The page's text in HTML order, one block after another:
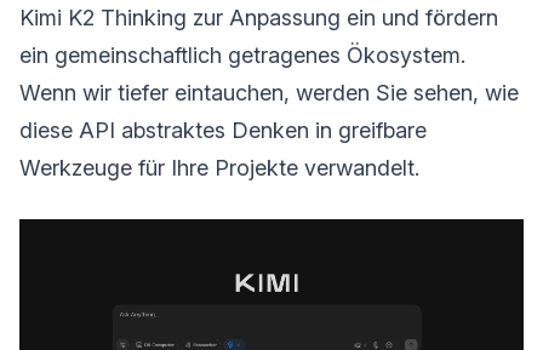
Kimi K2 Thinking zur Anpassung ein und fördern
ein gemeinschaftlich getragenes Ökosystem.
Wenn wir tiefer eintauchen, werden Sie sehen, wie
diese API abstraktes Denken in greifbare
Werkzeuge für Ihre Projekte verwandelt.